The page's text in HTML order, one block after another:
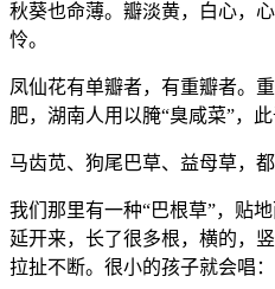
秋葵也命薄。瓣淡黄，白心，
怜。
凤仙花有单瓣者，有重瓣者。
肥，湖南人用以腌“臭咸菜”，此
马齿苋、狗尾巴草、益母草，都
我们那里有一种“巴根草”，贴
延开来，长了很多根，横的，
拉扯不断。很小的孩子就会唱：